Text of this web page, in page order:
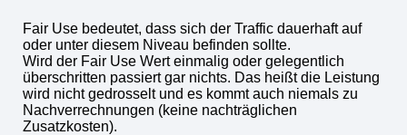
Fair Use bedeutet, dass sich der Traffic dauerhaft auf
oder unter diesem Niveau befinden sollte.
Wird der Fair Use Wert einmalig oder gelegentlich
überschritten passiert gar nichts. Das heißt die Leistung
wird nicht gedrosselt und es kommt auch niemals zu
Nachverrechnungen (keine nachträglichen
Zusatzkosten).